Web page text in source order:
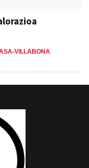
VILLABONA